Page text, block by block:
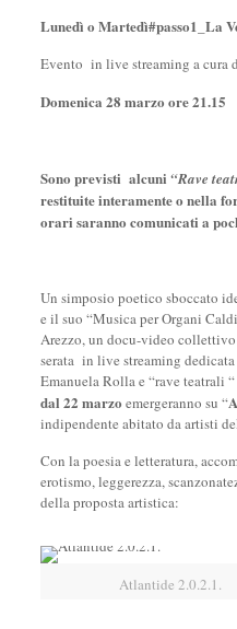
Lunedì o Martedì#passo1_La
Evento in live streaming a cura
Domenica 28 marzo ore 21.15
Sono previsti alcuni “Rave
restituite interamente o nella
orari saranno comunicati a
Un simposio poetico sboccato
e il suo “Musica per Organi
Arezzo, un docu-video
serata in live streaming
Emanuela Rolla e “rave teatrali
dal 22 marzo emergeranno su “
indipendente abitato da artisti
Con la poesia e letteratura,
erotismo, leggerezza,
della proposta artistica:
Atlantide 2.0.2.1.